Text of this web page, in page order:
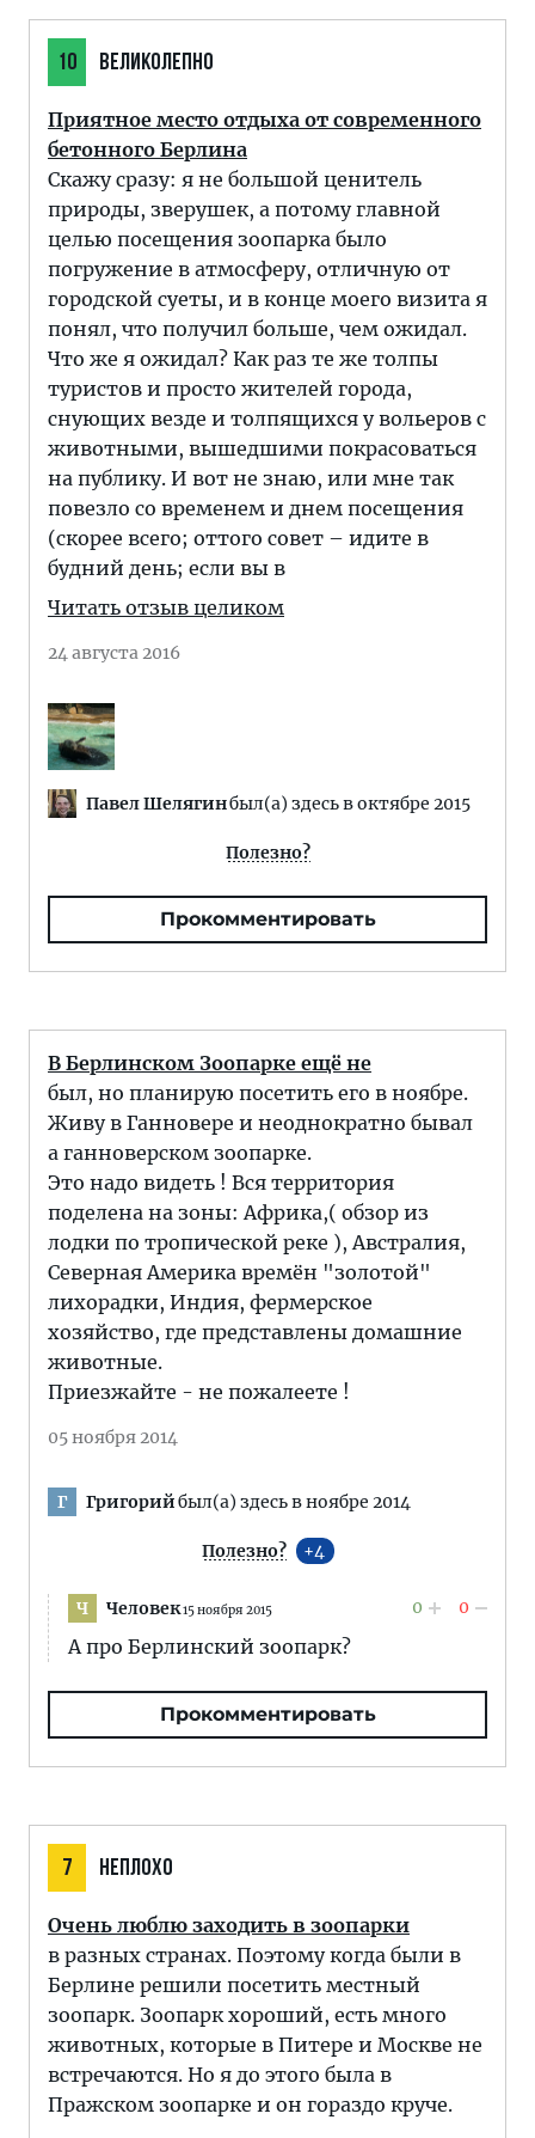
10 ВЕЛИКОЛЕПНО
Приятное место отдыха от современного
бетонного Берлина
Скажу сразу: я не большой ценитель
природы, зверушек, а потому главной
целью посещения зоопарка было
погружение в атмосферу, отличную от
городской суеты, и в конце моего визита я
понял, что получил больше, чем ожидал.
Что же я ожидал? Как раз те же толпы
туристов и просто жителей города,
снующих везде и толпящихся у вольеров с
животными, вышедшими покрасоваться
на публику. И вот не знаю, или мне так
повезло со временем и днем посещения
(скорее всего; оттого совет – идите в
будний день; если вы в
Читать отзыв целиком
24 августа 2016
Павел Шелягинбыл(а) здесь в октябре 2015
Полезно?
Прокомментировать
В Берлинском Зоопарке ещё не
был, но планирую посетить его в ноябре.
Живу в Ганновере и неоднократно бывал
а ганноверском зоопарке.
Это надо видеть ! Вся территория
поделена на зоны: Африка,( обзор из
лодки по тропической реке ), Австралия,
Северная Америка времён "золотой"
лихорадки, Индия, фермерское
хозяйство, где представлены домашние
животные.
Приезжайте - не пожалеете !
05 ноября 2014
Г Григорийбыл(а) здесь в ноябре 2014
Полезно? 4
Ч Человек15 ноября 2015 0 0
А про Берлинский зоопарк?
Прокомментировать
7 НЕПЛОХО
Очень люблю заходить в зоопарки
в разных странах. Поэтому когда были в
Берлине решили посетить местный
зоопарк. Зоопарк хороший, есть много
животных, которые в Питере и Москве не
встречаются. Но я до этого была в
Пражском зоопарке и он гораздо круче.